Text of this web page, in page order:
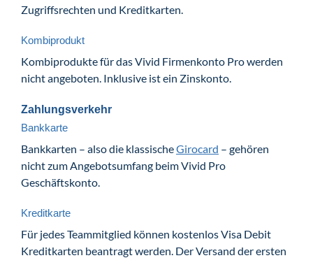
Zugriffsrechten und Kreditkarten.
Kombiprodukt
Kombiprodukte für das Vivid Firmenkonto Pro werden
nicht angeboten. Inklusive ist ein Zinskonto.
Zahlungsverkehr
Bankkarte
Bankkarten – also die klassischeGirocard – gehören
nicht zum Angebotsumfang beim Vivid Pro
Geschäftskonto.
Kreditkarte
Für jedes Teammitglied können kostenlos Visa Debit
Kreditkarten beantragt werden. Der Versand der ersten